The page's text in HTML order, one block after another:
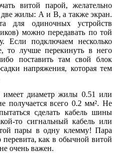
витой парой, желательно
жилы: А и B, а также экран.
для одиночных устройств
можно передавать по той
подключаем несколько
то лучше перекинуть в него
поставить там свой блок
напряжения, которая тем
имеет диаметр жилы 0.51 или
получается всего 0.2 мм². Не
сделать кабель шины
то сигнальный кабель или
пары в одну клемму! Пара
как в обычной витой
очень важен.